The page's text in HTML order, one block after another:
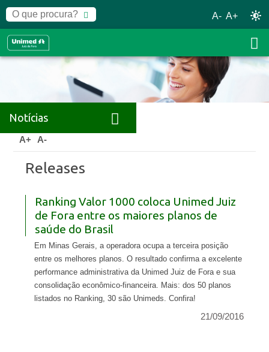
A- A+
Notícias
Home Notícias
A+ A-
Releases
Ranking Valor 1000 coloca Unimed Juiz
de Fora entre os maiores planos de
saúde do Brasil
Em Minas Gerais, a operadora ocupa a terceira posição
entre os melhores planos. O resultado confirma a excelente
performance administrativa da Unimed Juiz de Fora e sua
consolidação econômico-financeira. Mais: dos 50 planos
listados no Ranking, 30 são Unimeds. Confira!
21/09/2016